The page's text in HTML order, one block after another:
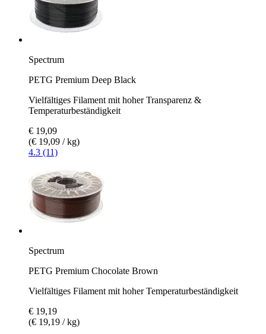
Spectrum
PETG Premium Deep Black
Vielfältiges Filament mit hoher Transparenz &
Temperaturbeständigkeit
€ 19,09
(€ 19,09 / kg)
4.3 (11)
Spectrum
PETG Premium Chocolate Brown
Vielfältiges Filament mit hoher Temperaturbeständigkeit
€ 19,19
(€ 19,19 / kg)